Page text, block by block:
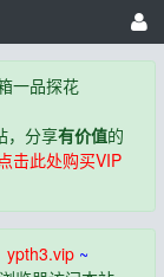
一品探花
，分享有价值的
击此处购买VIP
ypth3.vip~